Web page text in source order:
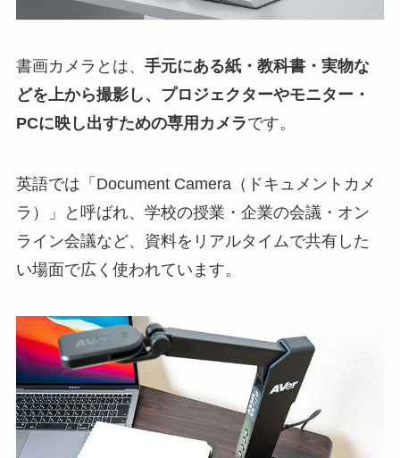
書画カメラとは、 手元にある紙・教科書・実物な
どを上から撮影し、プロジェクターやモニター・
PCに映し出すための専用カメラです。
英語では「Document Camera（ドキュメントカメ
ラ）」と呼ばれ、学校の授業・企業の会議・オン
ライン会議など、資料をリアルタイムで共有した
い場面で広く使われています。